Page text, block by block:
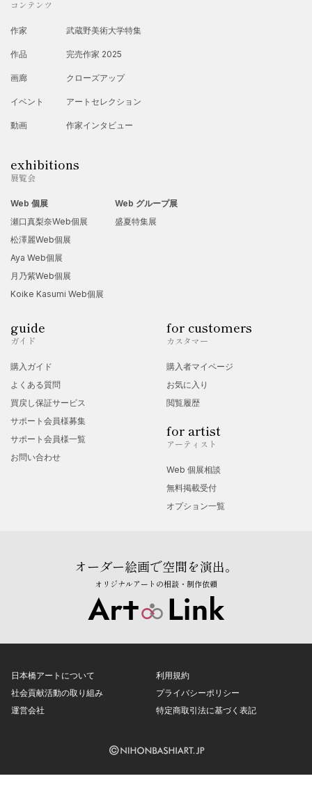
コンテンツ
作家
作品
画廊
イベント
動画
武蔵野美術大学特集
完売作家 2025
クローズアップ
アートセレクション
作家インタビュー
exhibitions
展覧会
Web 個展
瀬口真梨奈Web個展
松澤麗Web個展
Aya Web個展
月乃紫Web個展
Koike Kasumi Web個展
Web グループ展
盛夏特集展
guide
ガイド
購入ガイド
よくある質問
買戻し保証サービス
サポート会員様募集
サポート会員様一覧
お問い合わせ
for customers
カスタマー
購入者マイページ
お気に入り
閲覧履歴
for artist
アーティスト
Web 個展相談
無料掲載受付
オプション一覧
オーダー絵画で空間を演出。
オリジナルアートの相談・制作依頼
日本橋アートについて
社会貢献活動の取り組み
運営会社
利用規約
プライバシーポリシー
特定商取引法に基づく表記